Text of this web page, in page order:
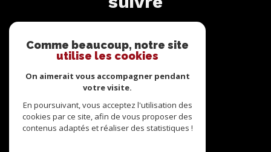
NOUS
adhérons
Comme beaucoup, notre site
utilise les cookies
On aimerait vous accompagner pendant
votre visite.
En poursuivant, vous acceptez l'utilisation des
cookies par ce site, afin de vous proposer des
contenus adaptés et réaliser des statistiques !